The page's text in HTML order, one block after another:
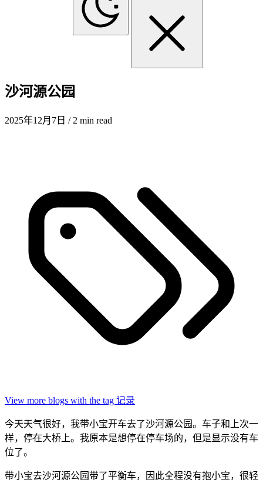
沙河源公园
2025年12月7日 / 2 min read
View more blogs with the tag 记录
今天天气很好，我带小宝开车去了沙河源公园。车子和上次一
样，停在大桥上。我原本是想停在停车场的，但是显示没有车
位了。
带小宝去沙河源公园带了平衡车，因此全程没有抱小宝，很轻